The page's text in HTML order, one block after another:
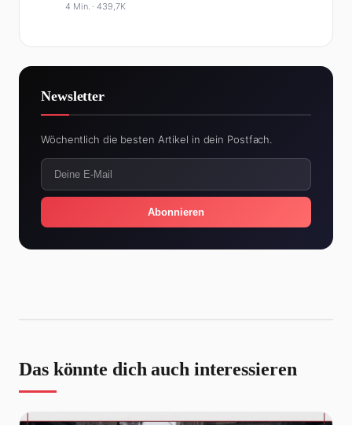
4 Min. ·439,7K
Newsletter
Wöchentlich die besten Artikel in dein Postfach.
Abonnieren
Das könnte dich auch interessieren